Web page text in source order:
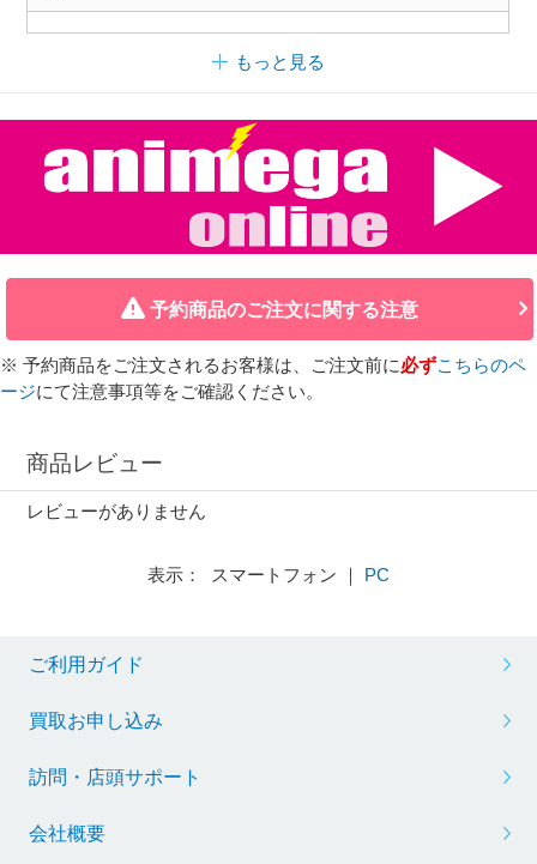
もっと見る
予約商品のご注文に関する注意
※ 予約商品をご注文されるお客様は、ご注文前に必ずこちらのペ
ージにて注意事項等をご確認ください。
商品レビュー
レビューがありません
表示： スマートフォン ｜ PC
ご利用ガイド
買取お申し込み
訪問・店頭サポート
会社概要